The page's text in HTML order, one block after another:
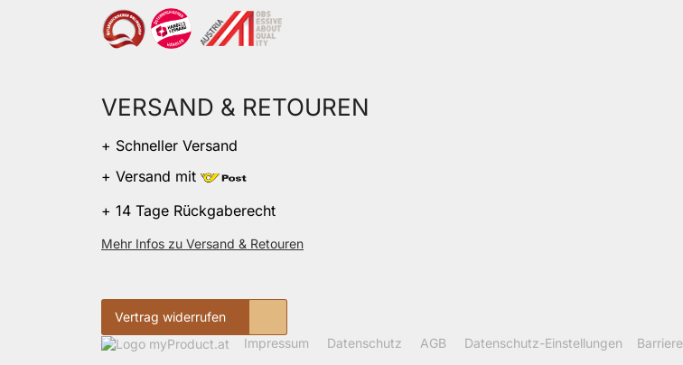
VERSAND & RETOUREN
+ Schneller Versand
+ Versand mit
+ 14 Tage Rückgaberecht
Mehr Infos zu Versand & Retouren
Vertrag widerrufen
Impressum
Datenschutz AGB Datenschutz-Einstellungen